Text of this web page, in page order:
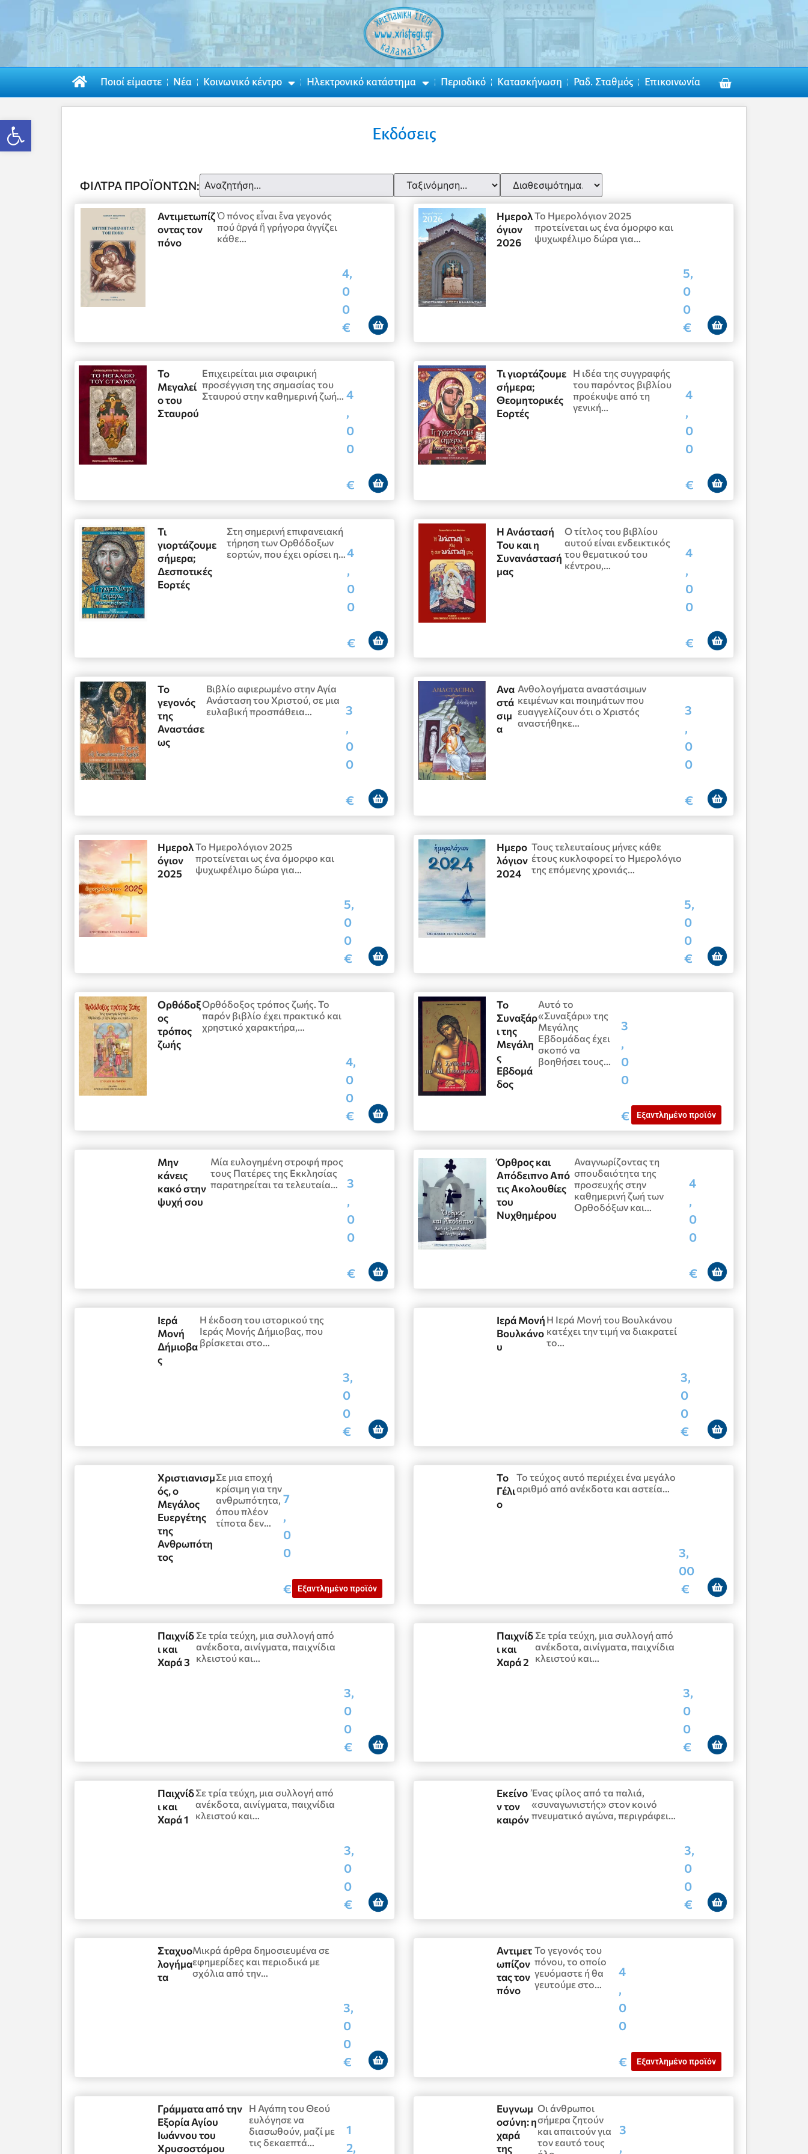
Ποιοί είμαστε Νέα Κοινωνικό κέντρο Ηλεκτρονικό κατάστημα Περιοδικό Κατασκήνωση Ραδ. Σταθμός Επικοινωνία
Εκδόσεις
ΦΊΛΤΡΑ ΠΡΟΪΌΝΤΩΝ:
Αντιμετωπίζ
οντας τον
πόνο
Ὁ πόνος εἶναι ἕνα γεγονός
πού ἀργά ἤ γρήγορα ἀγγίζει
κάθε…
4,
0
0
€
Ημερολ
όγιον
2026
Το Ημερολόγιον 2025
προτείνεται ως ένα όμορφο και
ψυχωφέλιμο δώρα για…
5,
0
0
€
Το
Μεγαλεί
ο του
Σταυρού
Επιχειρείται μια σφαιρική
προσέγγιση της σημασίας του
Σταυρού στην καθημερινή ζωή… 4
,
0
0
€
Τι γιορτάζουμε
σήμερα;
Θεομητορικές
Εορτές
Η ιδέα της συγγραφής
του παρόντος βιβλίου
προέκυψε από τη
γενική…
4
,
0
0
€
Τι
γιορτάζουμε
σήμερα;
Δεσποτικές
Εορτές
Στη σημερινή επιφανειακή
τήρηση των Ορθόδοξων
εορτών, που έχει ορίσει η…4
,
0
0
€
Η Ανάστασή
Του και η
Συνανάστασή
μας
Ο τίτλος του βιβλίου
αυτού είναι ενδεικτικός
του θεματικού του
κέντρου,…
4
,
0
0
€
Το
γεγονός
της
Αναστάσε
ως
Βιβλίο αφιερωμένο στην Αγία
Ανάσταση του Χριστού, σε μια
ευλαβική προσπάθεια…
3
,
0
0
€
Ανα
στά
σιμ
α
Ανθολογήματα αναστάσιμων
κειμένων και ποιημάτων που
ευαγγελίζουν ότι ο Χριστός
αναστήθηκε…
3
,
0
0
€
Ημερολ
όγιον
2025
Το Ημερολόγιον 2025
προτείνεται ως ένα όμορφο και
ψυχωφέλιμο δώρα για…
5,
0
0
€
Ημερο
λόγιον
2024
Τους τελευταίους μήνες κάθε
έτους κυκλοφορεί το Ημερολόγιο
της επόμενης χρονιάς…
5,
0
0
€
Ορθόδοξ
ος
τρόπος
ζωής
Ορθόδοξος τρόπος ζωής. Το
παρόν βιβλίο έχει πρακτικό και
χρηστικό χαρακτήρα,…
4,
0
0
€
Το
Συναξάρ
ι της
Μεγάλη
ς
Εβδομά
δος
Αυτό το
«Συναξάρι» της
Μεγάλης
Εβδομάδας έχει
σκοπό να
βοηθήσει τους…
3
,
0
0
€ Εξαντλημένο προϊόν
Μην
κάνεις
κακό στην
ψυχή σου
Μία ευλογημένη στροφή προς
τους Πατέρες της Εκκλησίας
παρατηρείται τα τελευταία…
3
,
0
0
€
Όρθρος και
Απόδειπνο Από
τις Ακολουθίες
του
Νυχθημέρου
Αναγνωρίζοντας τη
σπουδαιότητα της
προσευχής στην
καθημερινή ζωή των
Ορθοδόξων και…
4
,
0
0
€
Ιερά
Μονή
Δήμιοβα
ς
Η έκδοση του ιστορικού της
Ιεράς Μονής Δήμιοβας, που
βρίσκεται στο…
3,
0
0
€
Ιερά Μονή
Βουλκάνο
υ
Η Ιερά Μονή του Βουλκάνου
κατέχει την τιμή να διακρατεί
το…
3,
0
0
€
Χριστιανισμ
ός, ο
Μεγάλος
Ευεργέτης
της
Ανθρωπότη
τος
Σε μια εποχή
κρίσιμη για την
ανθρωπότητα,
όπου πλέον
τίποτα δεν…
7
,
0
0
€ Εξαντλημένο προϊόν
Το
Γέλι
ο
Το τεύχος αυτό περιέχει ένα μεγάλο
αριθμό από ανέκδοτα και αστεία…
3,
00
€
Παιχνίδ
ι και
Χαρά 3
Σε τρία τεύχη, μια συλλογή από
ανέκδοτα, αινίγματα, παιχνίδια
κλειστού και…
3,
0
0
€
Παιχνίδ
ι και
Χαρά 2
Σε τρία τεύχη, μια συλλογή από
ανέκδοτα, αινίγματα, παιχνίδια
κλειστού και…
3,
0
0
€
Παιχνίδ
ι και
Χαρά 1
Σε τρία τεύχη, μια συλλογή από
ανέκδοτα, αινίγματα, παιχνίδια
κλειστού και…
3,
0
0
€
Εκείνο
ν τον
καιρόν
Ένας φίλος από τα παλιά,
«συναγωνιστής» στον κοινό
πνευματικό αγώνα, περιγράφει…
3,
0
0
€
Σταχυο
λογήμα
τα
Μικρά άρθρα δημοσιευμένα σε
εφημερίδες και περιοδικά με
σχόλια από την…
3,
0
0
€
Αντιμετ
ωπίζον
τας τον
πόνο
Το γεγονός του
πόνου, το οποίο
γευόμαστε ή θα
γευτούμε στο…
4
,
0
0
€ Εξαντλημένο προϊόν
Γράμματα από την
Εξορία Αγίου
Ιωάννου του
Χρυσοστόμου
Η Αγάπη του Θεού
ευλόγησε να
διασωθούν, μαζί με
τις δεκαεπτά…
1
2,
Ευγνωμ
οσύνη: η
χαρά
της
Οι άνθρωποι
σήμερα ζητούν
και απαιτούν για
τον εαυτό τους
3
,
Ανοίξτε τη γραμμή εργαλείων